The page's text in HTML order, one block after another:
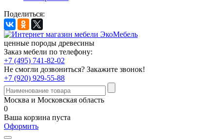
Поделиться:
ценные породы древесины
Заказ мебели по телефону:
+7 (495) 741-82-02
Не смогли дозвониться? Закажите звонок!
+7 (920) 929-55-88
Москва и Московская область
0
Ваша корзина пуста
Оформить